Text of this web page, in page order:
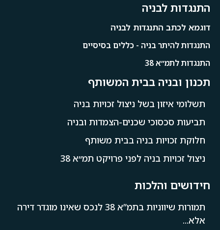
התנגדות לבניה
דוגמא לכתב התנגדות לבניה
התנגדות להיתר בניה - כללים בסיסיים
התנגדות לתמ״א 38
תכנון ובניה בבית המשותף
תשלומי איזון בשל ניצול זכויות בניה
תביעות סכסוכי שכנים-הצמדות ובניה
חלוקת זכויות בניה בבית משותף
ניצול זכויות בניה לפני פרויקט תמ״א 38
חידושים והלכות
תמורות שיווניות בתמ”א 38 לנכס שאינו מוגדר דירה
אלא...